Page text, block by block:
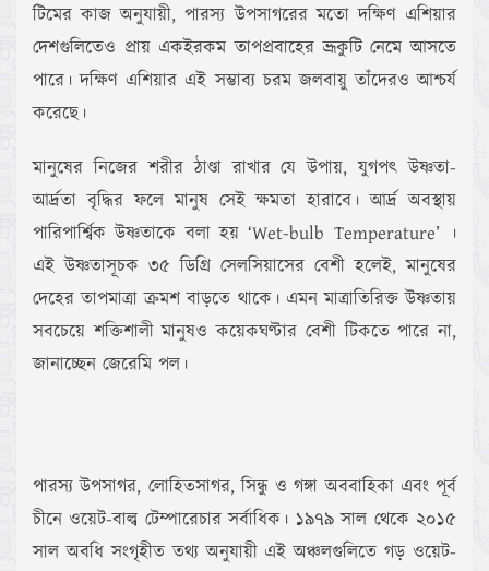
টিমের কাজ অনুযায়ী, পারস্য উপসাগরের মতো দক্ষিণ এশিয়ার
দেশগুলিতেও প্রায় একইরকম তাপপ্রবাহের ভ্রূকুটি নেমে আসতে
পারে। দক্ষিণ এশিয়ার এই সম্ভাব্য চরম জলবায়ু তাঁদেরও আশ্চর্য
করেছে।
মানুষের নিজের শরীর ঠাণ্ডা রাখার যে উপায়, যুগপৎ উষ্ণতা-
আর্দ্রতা বৃদ্ধির ফলে মানুষ সেই ক্ষমতা হারাবে। আর্দ্র অবস্থায়
পারিপার্শ্বিক উষ্ণতাকে বলা হয় ‘Wet-bulb Temperature’ ।
এই উষ্ণতাসূচক ৩৫ ডিগ্রি সেলসিয়াসের বেশী হলেই, মানুষের
দেহের তাপমাত্রা ক্রমশ বাড়তে থাকে। এমন মাত্রাতিরিক্ত উষ্ণতায়
সবচেয়ে শক্তিশালী মানুষও কয়েকঘণ্টার বেশী টিকতে পারে না,
জানাচ্ছেন জেরেমি পল।
পারস্য উপসাগর, লোহিতসাগর, সিন্ধু ও গঙ্গা অববাহিকা এবং পূর্ব
চীনে ওয়েট-বাল্ব টেম্পারেচার সর্বাধিক। ১৯৭৯ সাল থেকে ২০১৫
সাল অবধি সংগৃহীত তথ্য অনুযায়ী এই অঞ্চলগুলিতে গড় ওয়েট-